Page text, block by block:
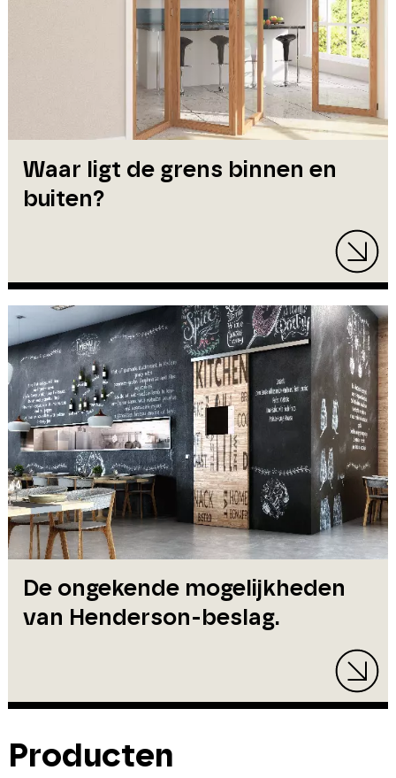
Waar ligt de grens binnen en
buiten?
De ongekende mogelijkheden
van Henderson-beslag.
Producten